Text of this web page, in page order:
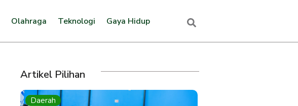
Olahraga Teknologi Gaya Hidup
Artikel Pilihan
Daerah